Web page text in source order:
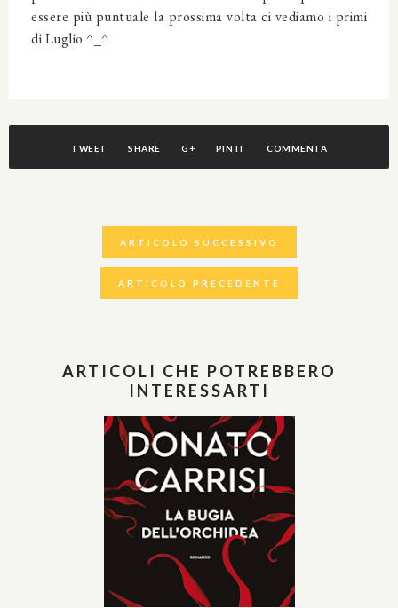
essere più puntuale la prossima volta ci vediamo i primi
di Luglio ^_^
TWEET SHARE G+ PIN IT COMMENTA
ARTICOLO SUCCESSIVO
ARTICOLO PRECEDENTE
ARTICOLI CHE POTREBBERO
INTERESSARTI